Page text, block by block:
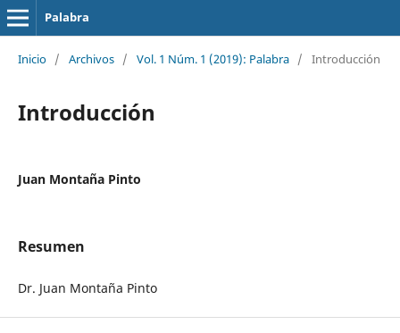
Palabra
Inicio / Archivos / Vol. 1 Núm. 1 (2019): Palabra / Introducción
Introducción
Juan Montaña Pinto
Resumen
Dr. Juan Montaña Pinto